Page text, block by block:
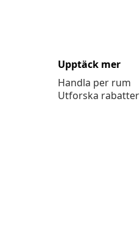
Upptäck mer
Handla per rum
Utforska rabatter